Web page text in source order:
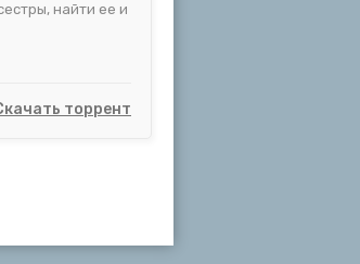
найти ее и
торрент